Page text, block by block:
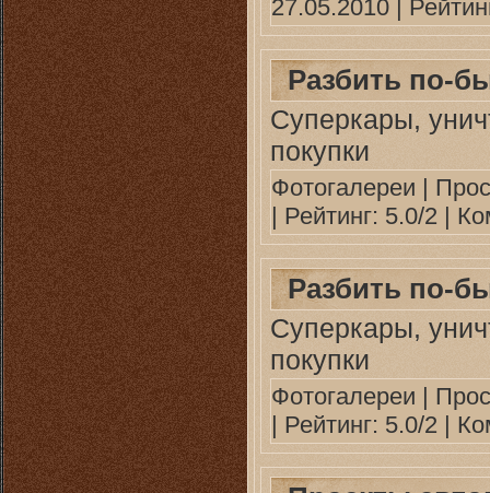
27.05.2010 |
Разбить по-
Суперкары,
покупки
Фотогалереи |
| Рейтинг: 5.0/2 |
Разбить по-
Суперкары,
покупки
Фотогалереи |
| Рейтинг: 5.0/2 |